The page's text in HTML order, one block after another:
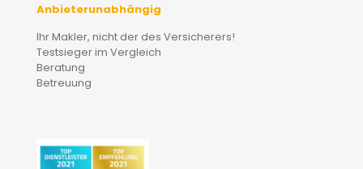
Anbieterunabhängig
Ihr Makler, nicht der des Versicherers!
Testsieger im Vergleich
Beratung
Betreuung